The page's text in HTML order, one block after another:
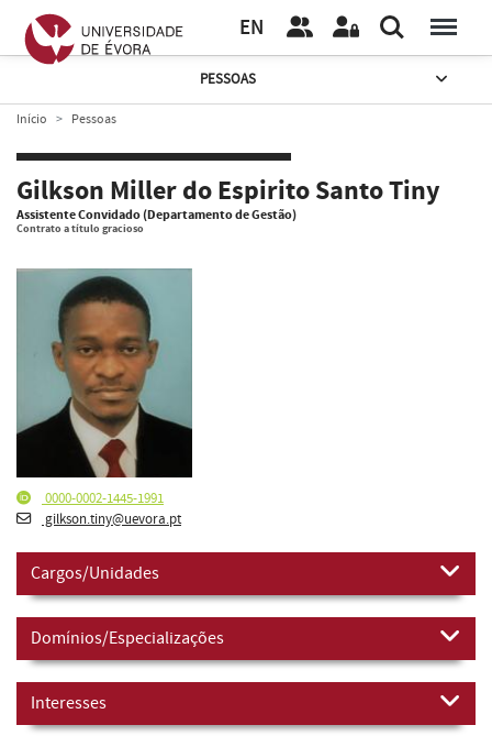
EN
PESSOAS
Início Pessoas
Gilkson Miller do Espirito Santo Tiny
Assistente Convidado (Departamento de Gestão)
Contrato a título gracioso
0000-0002-1445-1991
gilkson.tiny@uevora.pt
Cargos/Unidades
Domínios/Especializações
Interesses